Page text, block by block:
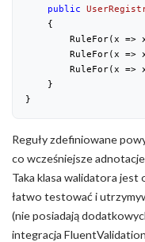
public
{
RuleFor(x =>
RuleFor(x =>
RuleFor(x =>
    }
}
Reguły zdefiniowane
co wcześniejsze
Taka klasa walidatora
łatwo testować i
(nie posiadają
integracja